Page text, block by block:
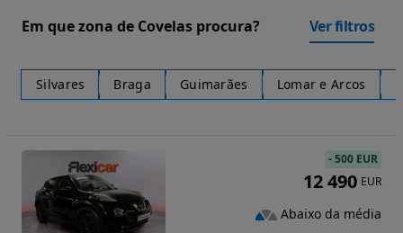
Em que zona de Covelas procura? Ver filtros
Silvares Braga Guimarães Lomar e Arcos
-500 EUR
12 490 EUR
Abaixo da média